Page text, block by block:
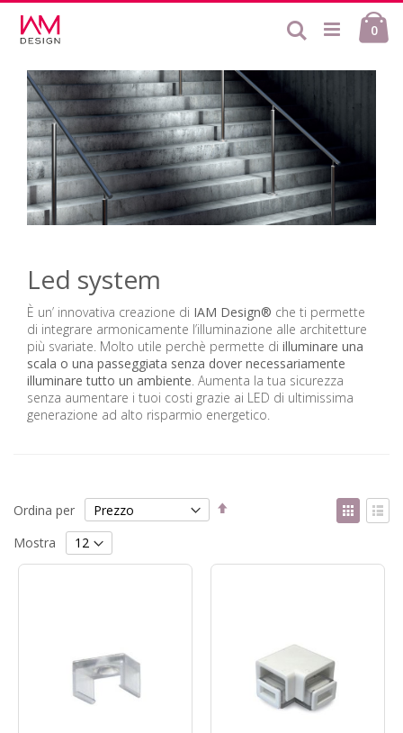
contenuto
0
Cerca
Led system
È un’ innovativa creazione di IAM Design® che ti permette
di integrare armonicamente l’illuminazione alle architetture
più svariate. Molto utile perchè permette di illuminare una
scala o una passeggiata senza dover necessariamente
illuminare tutto un ambiente. Aumenta la tua sicurezza
senza aumentare i tuoi costi grazie ai LED di ultimissima
generazione ad alto risparmio energetico.
Ordina per
Imposta
come
Mostra